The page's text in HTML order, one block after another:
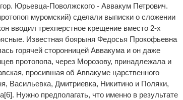
Юрьевца-Поволжского - Аввакум Петрович.
муромский) сделали выписки о сложении
вводил трехперстное крещение вместо 2-х
Известная боярыня Федосья Прокофьевна
горячей сторонницей Аввакума и он даже
протопопа, через Морозову, принадлежала и
просившая об Аввакуме царственного
Васильевка, Дмитриевка, Никитино и Поляки,
Нужно предполагать, что именно в результате